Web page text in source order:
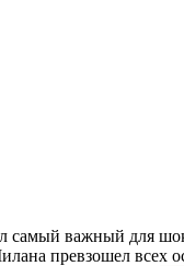
самый важный для
превзошел